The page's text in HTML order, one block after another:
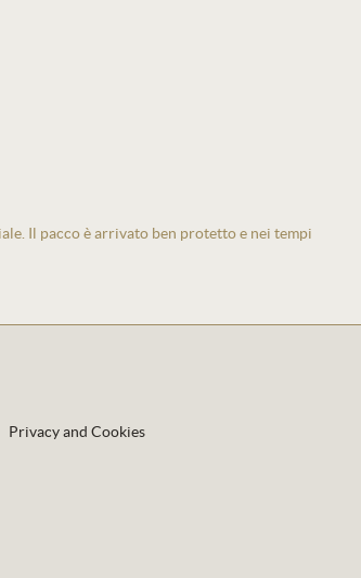
Il pacco è arrivato ben protetto e nei tempi
Privacy and Cookies